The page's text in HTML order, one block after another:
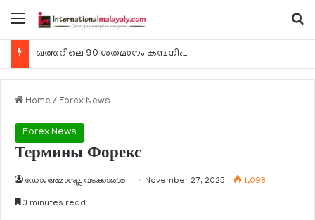
Menu
Home / Forex News
Forex News
Термины Форекс
ഡോ. അമാനുല്ല വടക്കാങ്ങര November 27, 2025 1,098
3 minutes read